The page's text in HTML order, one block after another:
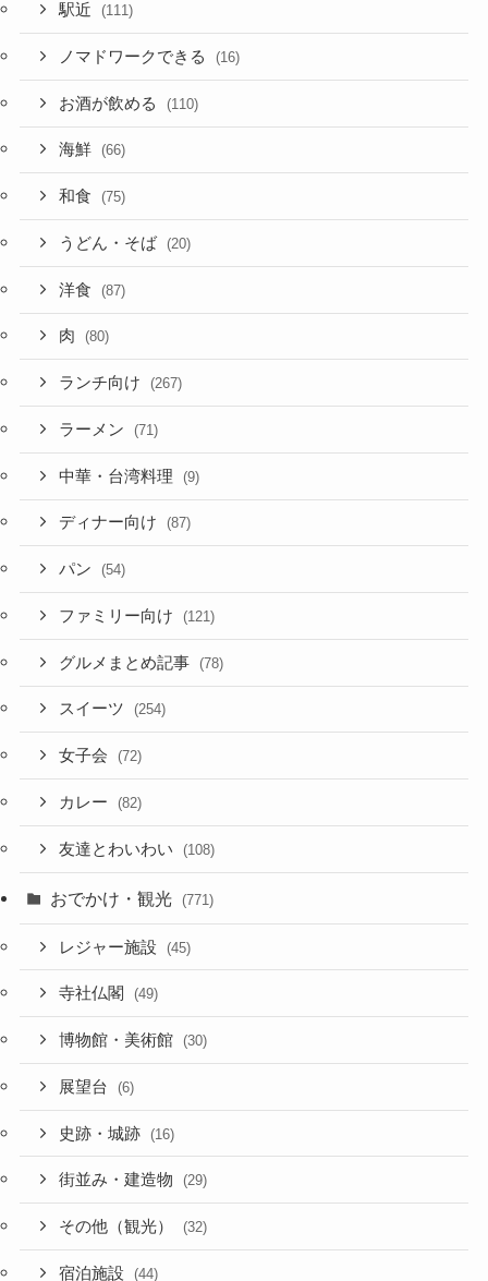
駅近 (111)
ノマドワークできる (16)
お酒が飲める (110)
海鮮 (66)
和食 (75)
うどん・そば (20)
洋食 (87)
肉 (80)
ランチ向け (267)
ラーメン (71)
中華・台湾料理 (9)
ディナー向け (87)
パン (54)
ファミリー向け (121)
グルメまとめ記事 (78)
スイーツ (254)
女子会 (72)
カレー (82)
友達とわいわい (108)
おでかけ・観光 (771)
レジャー施設 (45)
寺社仏閣 (49)
博物館・美術館 (30)
展望台 (6)
史跡・城跡 (16)
街並み・建造物 (29)
その他（観光） (32)
宿泊施設 (44)